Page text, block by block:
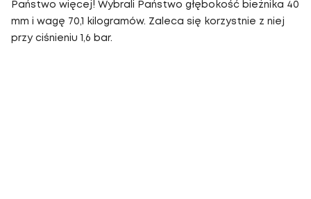
Państwo więcej! Wybrali Państwo głębokość bieżnika 40
mm i wagę 70,1 kilogramów. Zaleca się korzystnie z niej
przy ciśnieniu 1,6 bar.